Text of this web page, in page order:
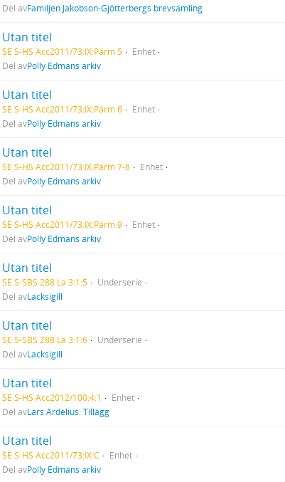
Del avFamiljen Jakobson-Gjötterbergs brevsamling
Utan titel
SE S-HS Acc2011/73:IX:Pärm 5
Enhet
Del avPolly Edmans arkiv
Utan titel
SE S-HS Acc2011/73:IX:Pärm 6
Enhet
Del avPolly Edmans arkiv
Utan titel
SE S-HS Acc2011/73:IX:Pärm 7-8
Enhet
Del avPolly Edmans arkiv
Utan titel
SE S-HS Acc2011/73:IX:Pärm 9
Enhet
Del avPolly Edmans arkiv
Utan titel
SE S-SBS 288 La 3:1:5
Underserie
Del avLacksigill
Utan titel
SE S-SBS 288 La 3:1:6
Underserie
Del avLacksigill
Utan titel
SE S-HS Acc2012/100:4:1
Enhet
Del avLars Ardelius: Tillägg
Utan titel
SE S-HS Acc2011/73:IX:C
Enhet
Del avPolly Edmans arkiv